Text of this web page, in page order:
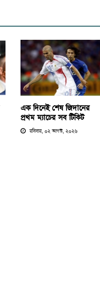
এক দিনেই শেষ জিদানের
প্রথম ম্যাচের সব টিকিট
রবিবার, ০২ আগস্ট, ২০২৬